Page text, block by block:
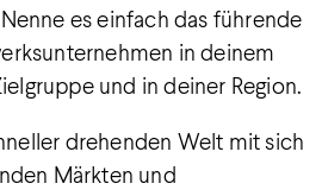
Nenne es einfach das führende
in deinem
und in deiner Region.
drehenden Welt mit sich
Märkten und